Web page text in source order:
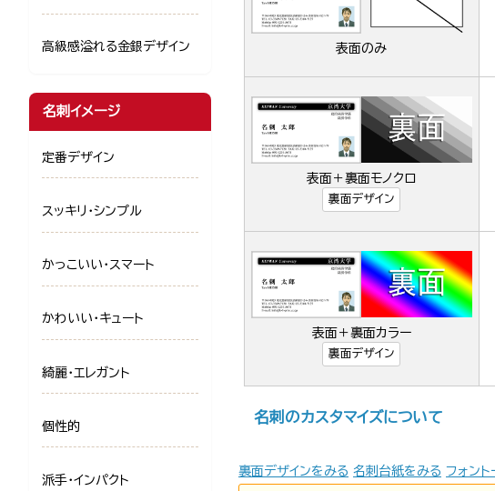
表面のみ
表面＋裏面モノクロ
裏面デザイン
表面＋裏面カラー
裏面デザイン
名刺のカスタマイズについて
裏面デザインをみる 名刺台紙をみる フォン
高級感溢れる金銀デザイン
名刺イメージ
定番デザイン
スッキリ・シンプル
かっこいい・スマート
かわいい・キュート
綺麗・エレガント
個性的
派手・インパクト